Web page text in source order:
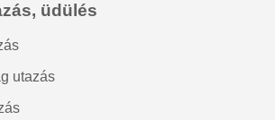
üdülés
utazás